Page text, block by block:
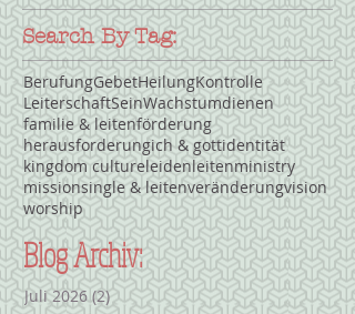
Search By Tag:
BerufungGebetHeilungKontrolle
LeiterschaftSeinWachstumdienen
familie & leitenförderung
herausforderungich & gottidentität
kingdom cultureleidenleitenministry
missionsingle & leitenveränderungvision
worship
Blog Archiv:
Juli 2026 (2)2 Beiträge